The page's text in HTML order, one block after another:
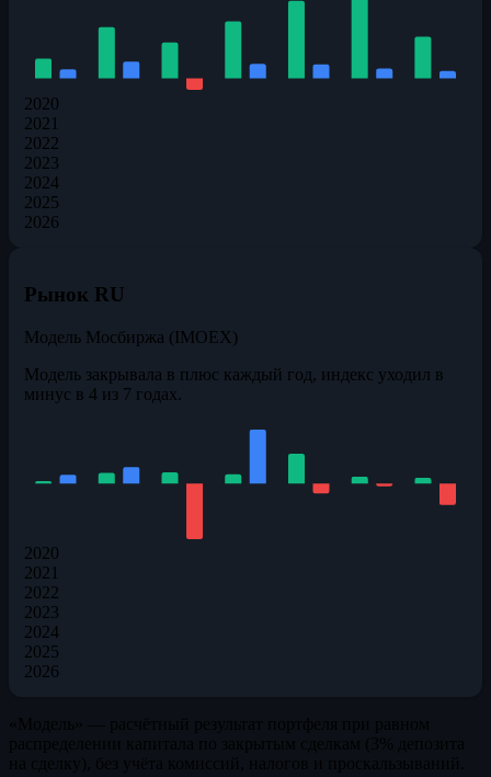
2020
2021
2022
2023
2024
2025
2026
Рынок RU
Модель Мосбиржа (IMOEX)
Модель закрывала в плюс каждый год, индекс уходил в
минус в 4 из 7 годах.
2020
2021
2022
2023
2024
2025
2026